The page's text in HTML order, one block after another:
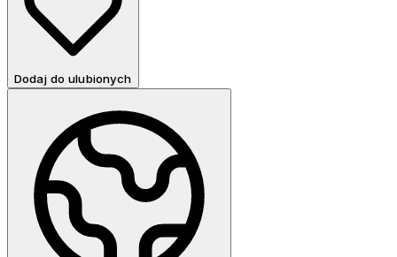
Dodaj do ulubionych